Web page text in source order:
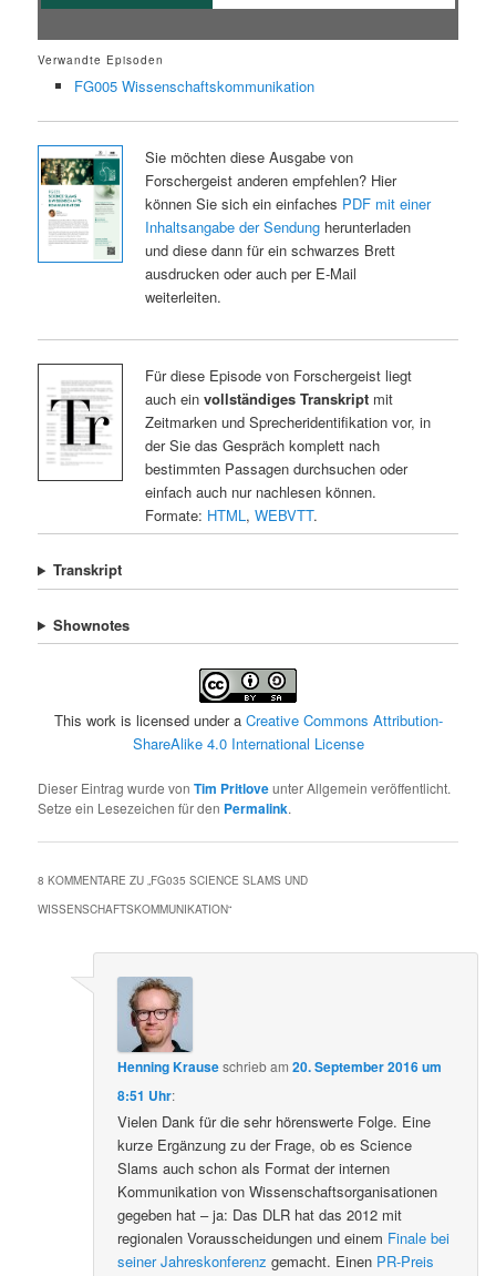
Verwandte Episoden
FG005 Wissenschaftskommunikation
Sie möchten diese Ausgabe von
Forschergeist anderen empfehlen? Hier
können Sie sich ein einfaches PDF mit einer
Inhaltsangabe der Sendungherunterladen
und diese dann für ein schwarzes Brett
ausdrucken oder auch per E-Mail
weiterleiten.
Für diese Episode von Forschergeist liegt
auch ein vollständiges Transkriptmit
Zeitmarken und Sprecheridentifikation vor, in
der Sie das Gespräch komplett nach
bestimmten Passagen durchsuchen oder
einfach auch nur nachlesen können.
Formate: HTML , WEBVTT.
Transkript
Shownotes
This work is licensed under a Creative Commons Attribution-
ShareAlike 4.0 International License
Dieser Eintrag wurde vonTim Pritloveunter Allgemein veröffentlicht.
Setze ein Lesezeichen für den Permalink.
8 KOMMENTARE ZU „FG035 SCIENCE SLAMS UND
WISSENSCHAFTSKOMMUNIKATION“
Henning Krauseschriebam20. September 2016 um
8:51 Uhr:
Vielen Dank für die sehr hörenswerte Folge. Eine
kurze Ergänzung zu der Frage, ob es Science
Slams auch schon als Format der internen
Kommunikation von Wissenschaftsorganisationen
gegeben hat – ja: Das DLR hat das 2012 mit
regionalen Vorausscheidungen und einem Finale bei
seiner Jahreskonferenz gemacht. Einen PR-Preis